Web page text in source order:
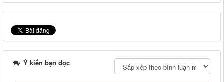
Ý kiến bạn đọc